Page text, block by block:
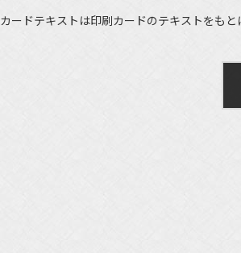
カードテキストは印刷カードのテキストをもと